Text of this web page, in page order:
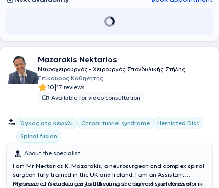
Mazarakis Nektarios
Νευροχειρουργός - Χειρουργός Σπονδυλικής Στήλης
Επίκουρος Καθηγητής
10|17 reviews
Available for video consultation
Όγκος στο κεφάλι Carpal tunnel syndrome
Herniated Disc
Spinal fusion
About the specialist
I am Mr Nektarios K. Mazarakis, a neurosurgeon and complex spinal
surgeon fully trained in the UK and Ireland. I am an Assistant
Professor of Neurosurgery at the Aristotle University of Thessaloniki
My practice is dedicated to delivering the highest standards of